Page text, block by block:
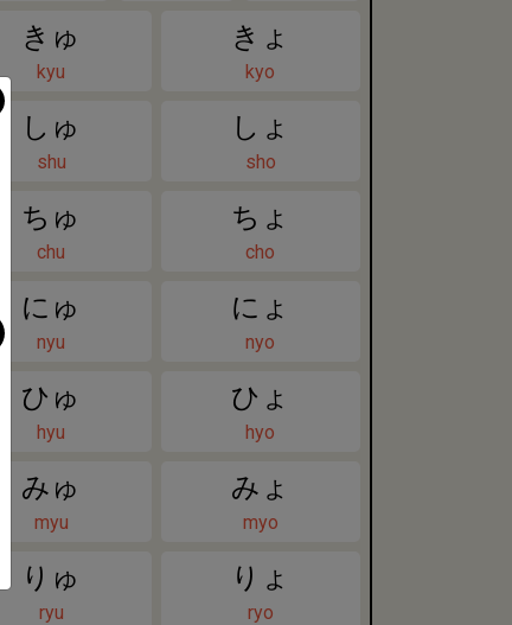
きゅ
kyu
きょ
kyo
しゅ
shu
しょ
sho
ちゅ
chu
ちょ
cho
にゅ
nyu
にょ
nyo
ひゅ
hyu
ひょ
hyo
みゅ
myu
みょ
myo
りゅ
ryu
りょ
ryo